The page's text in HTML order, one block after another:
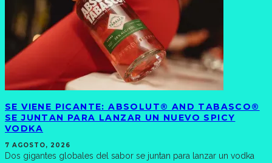
SE VIENE PICANTE: ABSOLUT® AND TABASCO®
SE JUNTAN PARA LANZAR UN NUEVO SPICY
VODKA
7 AGOSTO, 2026
Dos gigantes globales del sabor se juntan para lanzar un vodka